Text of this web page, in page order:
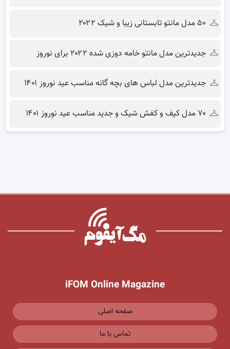
۵۰ مدل مانتو تابستانی زیبا و شیک ۲۰۲۲
جدیدترین مدل مانتو خامه دوزی شده ۲۰۲۲ برای نوروز
جدیدترین مدل لباس های بچه گانه مناسب عید نوروز ۱۴۰۱
۷۰ مدل کیف و کفش شیک و جدید مناسب عید نوروز ۱۴۰۱
iFOM Online Magazine
صفحه اصلی
تماس با ما